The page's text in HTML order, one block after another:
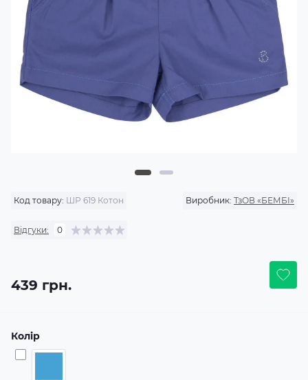
Код товару: ШР 619 Котон Виробник: ТзОВ «БЕМБІ»
Відгуки: 0
439 грн.
Колір